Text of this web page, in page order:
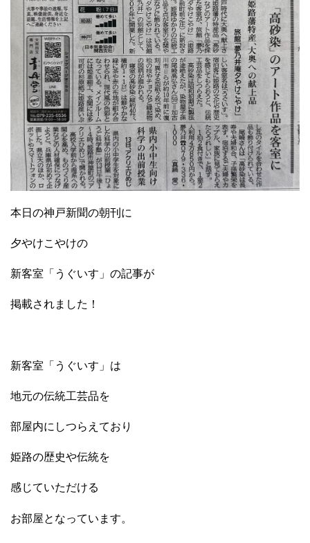
本日の神戸新聞の朝刊に
夕やけこやけの
新客室「うぐいす」の記事が
掲載されました！
新客室「うぐいす」は
地元の伝統工芸品を
部屋内にしつらえており
姫路の歴史や伝統を
感じていただける
お部屋となっています。